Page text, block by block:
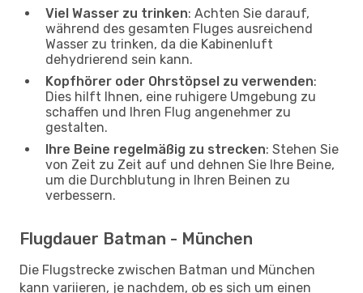
Viel Wasser zu trinken: Achten Sie darauf,
während des gesamten Fluges ausreichend
Wasser zu trinken, da die Kabinenluft
dehydrierend sein kann.
Kopfhörer oder Ohrstöpsel zu verwenden:
Dies hilft Ihnen, eine ruhigere Umgebung zu
schaffen und Ihren Flug angenehmer zu
gestalten.
Ihre Beine regelmäßig zu strecken: Stehen Sie
von Zeit zu Zeit auf und dehnen Sie Ihre Beine,
um die Durchblutung in Ihren Beinen zu
verbessern.
Flugdauer Batman - München
Die Flugstrecke zwischen Batman und München
kann variieren, je nachdem, ob es sich um einen